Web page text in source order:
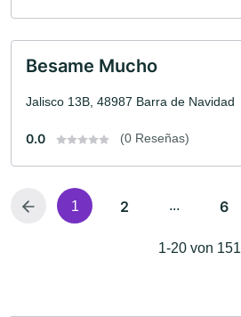
Besame Mucho
Jalisco 13B, 48987 Barra de Navidad
0.0 (0 Reseñas)
1 2 ... 6
1-20 von 151